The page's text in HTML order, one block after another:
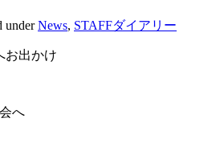
underNews, STAFFダイアリー
お出かけ
へ